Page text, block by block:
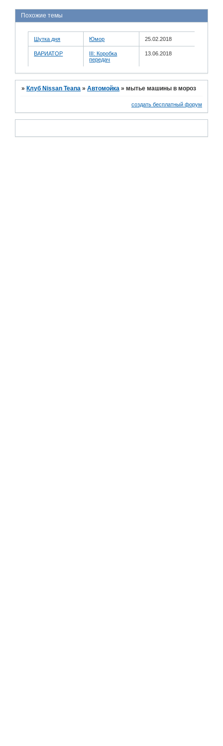
Похожие темы
Шутка дня Юмор 25.02.2018
ВАРИАТОР
III: Коробка
передач
13.06.2018
» Клуб Nissan Teana »Автомойка »мытье машины в мороз
создать бесплатный форум